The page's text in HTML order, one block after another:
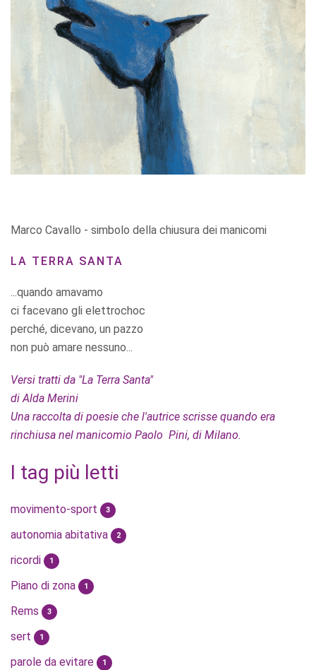
Marco Cavallo - simbolo della chiusura dei manicomi
LA TERRA SANTA
...quando amavamo
ci facevano gli elettrochoc
perché, dicevano, un pazzo
non può amare nessuno...
Versi tratti da "La Terra Santa"
di Alda Merini
Una raccolta di poesie che l'autrice scrisse quando era
rinchiusa nel manicomio Paolo Pini, di Milano.
I tag più letti
movimento-sport 3
autonomia abitativa 2
ricordi 1
Piano di zona 1
Rems 3
sert 1
parole da evitare 1